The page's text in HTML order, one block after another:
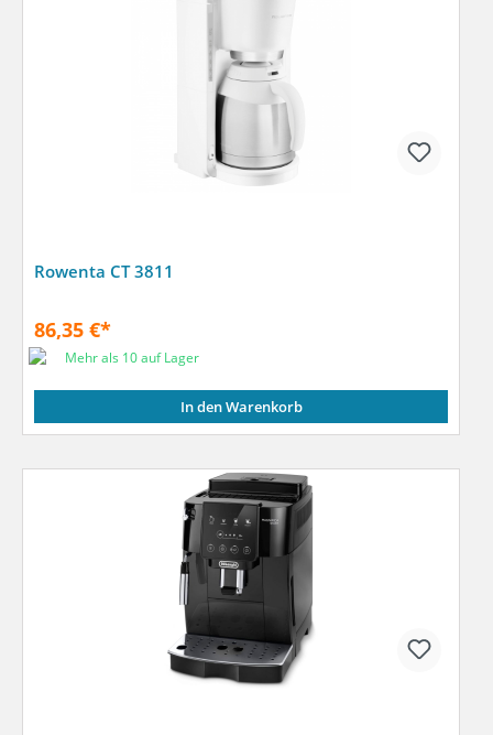
Rowenta CT 3811
86,35 €*
Mehr als 10 auf Lager
In den Warenkorb